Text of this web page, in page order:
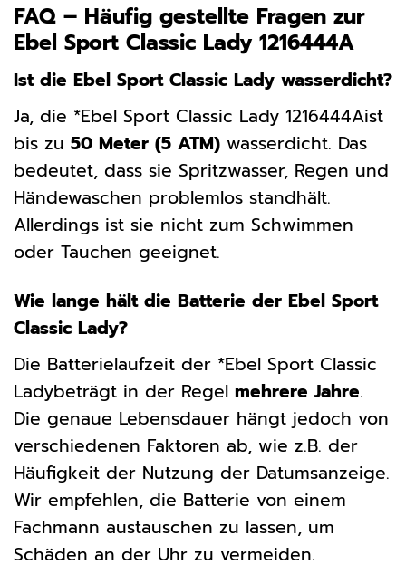
FAQ – Häufig gestellte Fragen zur
Ebel Sport Classic Lady 1216444A
Ist die Ebel Sport Classic Lady wasserdicht?
Ja, die *Ebel Sport Classic Lady 1216444Aist
bis zu 50 Meter (5 ATM) wasserdicht. Das
bedeutet, dass sie Spritzwasser, Regen und
Händewaschen problemlos standhält.
Allerdings ist sie nicht zum Schwimmen
oder Tauchen geeignet.
Wie lange hält die Batterie der Ebel Sport
Classic Lady?
Die Batterielaufzeit der *Ebel Sport Classic
Ladybeträgt in der Regel mehrere Jahre.
Die genaue Lebensdauer hängt jedoch von
verschiedenen Faktoren ab, wie z.B. der
Häufigkeit der Nutzung der Datumsanzeige.
Wir empfehlen, die Batterie von einem
Fachmann austauschen zu lassen, um
Schäden an der Uhr zu vermeiden.